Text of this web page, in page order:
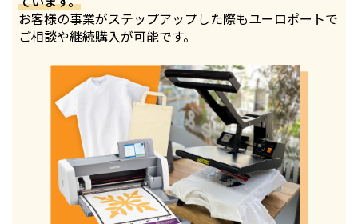
お客様の事業がステップアップした際もユーロポートで
ご相談や継続購入が可能です。